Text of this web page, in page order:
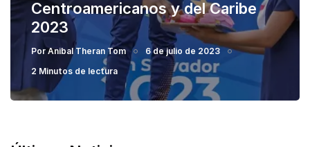
Centroamericanos y del Caribe
2023
PorAnibal Theran Tom
6 de julio de 2023
2 Minutos de lectura